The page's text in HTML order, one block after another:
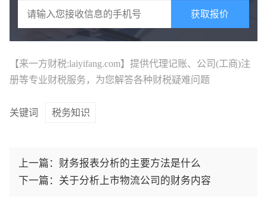
获取报价
【来一方财税:laiyifang.com】提供代理记账、公司(工商)注
册等专业财税服务，为您解答各种财税疑难问题
关键词 税务知识
上一篇： 财务报表分析的主要方法是什么
下一篇： 关于分析上市物流公司的财务内容